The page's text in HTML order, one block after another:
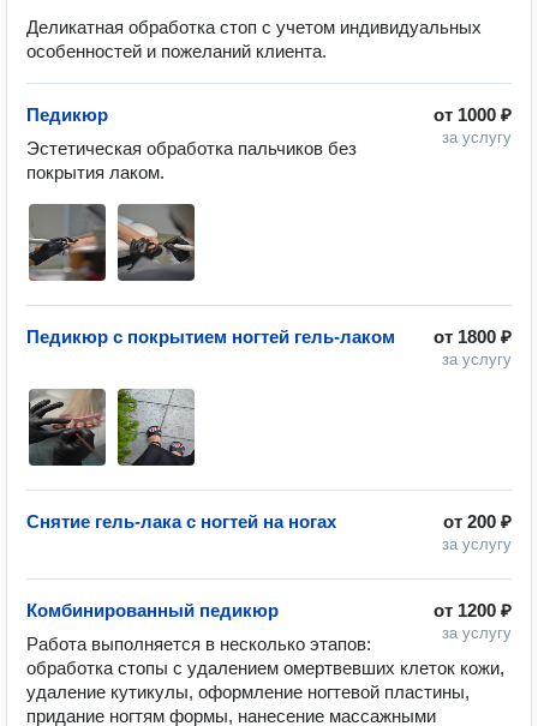
Деликатная обработка стоп с учетом индивидуальных
особенностей и пожеланий клиента.
от 1000 ₽
за услугу
Педикюр
Эстетическая обработка пальчиков без
покрытия лаком.
от 1800 ₽
за услугу
Педикюр с покрытием ногтей гель-лаком
от 200 ₽
за услугу
Снятие гель-лака с ногтей на ногах
от 1200 ₽
за услугу
Комбинированный педикюр
Работа выполняется в несколько этапов:
обработка стопы с удалением омертвевших клеток кожи,
удаление кутикулы, оформление ногтевой пластины,
придание ногтям формы, нанесение массажными